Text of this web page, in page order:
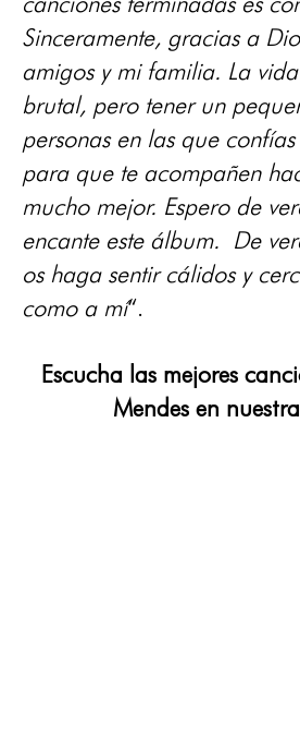
Sinceramente, gracias a
amigos y mi familia. La
brutal, pero tener un
personas en las que
para que te acompañen
mucho mejor. Espero de
encante este álbum. De
os haga sentir cálidos y
como a mí“.
Escucha las mejores
Mendes en